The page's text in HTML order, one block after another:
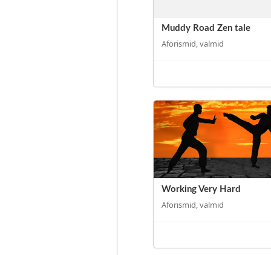
Muddy Road Zen tale
Aforismid, valmid
Working Very Hard
Aforismid, valmid